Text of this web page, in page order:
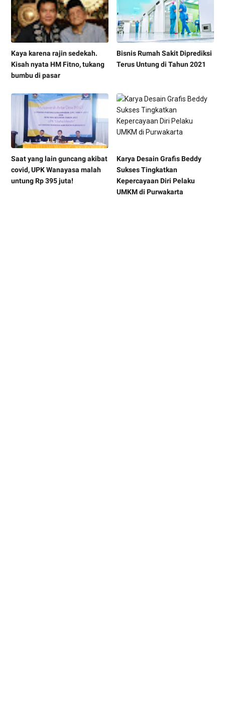
Kaya karena rajin sedekah.
Kisah nyata HM Fitno, tukang
bumbu di pasar
Bisnis Rumah Sakit Diprediksi
Terus Untung di Tahun 2021
Saat yang lain guncang akibat
covid, UPK Wanayasa malah
untung Rp 395 juta!
Karya Desain Grafis Beddy
Sukses Tingkatkan
Kepercayaan Diri Pelaku
UMKM di Purwakarta